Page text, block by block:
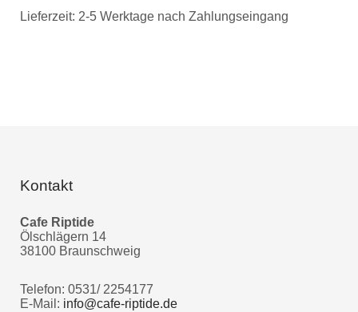
Lieferzeit: 2-5 Werktage nach Zahlungseingang
Kontakt
Cafe Riptide
Ölschlägern 14
38100 Braunschweig
Telefon: 0531/ 2254177
E-Mail: info@cafe-riptide.de